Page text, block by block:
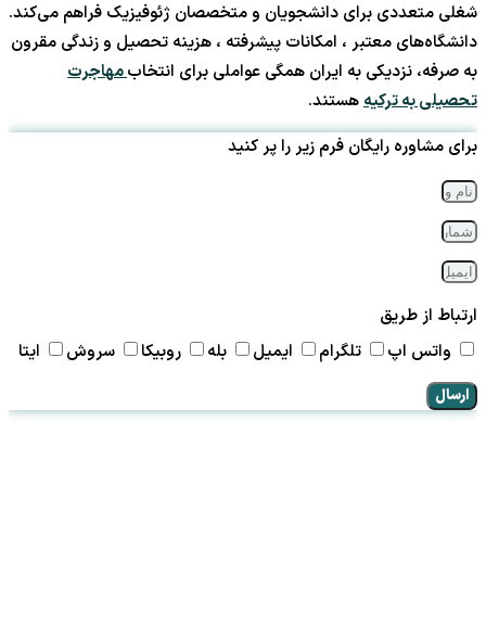
شغلی متعددی برای دانشجویان و متخصصان ژئوفیزیک فراهم می‌کند.
دانشگاه‌های معتبر ، امکانات پیشرفته ، هزینه تحصیل و زندگی مقرون
به صرفه، نزدیکی به ایران همگی عواملی برای انتخابمهاجرت
تحصیلی به ترکیههستند.
برای مشاوره رایگان فرم زیر را پر کنید
ارتباط از طریق
واتس اپ
تلگرام ایمیل بله روبیکا سروش ایتا
ارسال